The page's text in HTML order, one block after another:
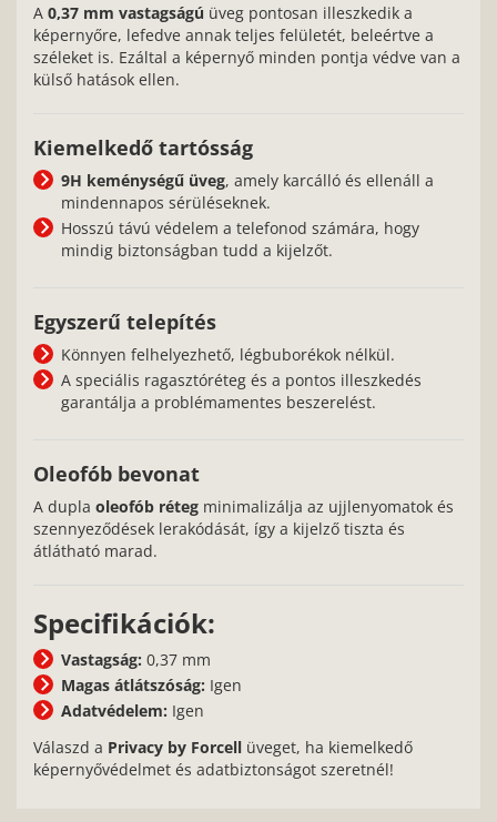
A 0,37 mm vastagságú üveg pontosan illeszkedik a
képernyőre, lefedve annak teljes felületét, beleértve a
széleket is. Ezáltal a képernyő minden pontja védve van a
külső hatások ellen.
Kiemelkedő tartósság
9H keménységű üveg, amely karcálló és ellenáll a
mindennapos sérüléseknek.
Hosszú távú védelem a telefonod számára, hogy
mindig biztonságban tudd a kijelzőt.
Egyszerű telepítés
Könnyen felhelyezhető, légbuborékok nélkül.
A speciális ragasztóréteg és a pontos illeszkedés
garantálja a problémamentes beszerelést.
Oleofób bevonat
A dupla oleofób réteg minimalizálja az ujjlenyomatok és
szennyeződések lerakódását, így a kijelző tiszta és
átlátható marad.
Specifikációk:
Vastagság: 0,37 mm
Magas átlátszóság: Igen
Adatvédelem: Igen
Válaszd a Privacy by Forcell üveget, ha kiemelkedő
képernyővédelmet és adatbiztonságot szeretnél!